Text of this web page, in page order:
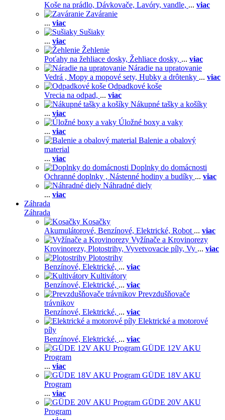
Koše na prádlo, Dávkovače, Lavóry, vandle, ... viac
Zaváranie
... viac
Sušiaky
... viac
Žehlenie
Poťahy na žehliace dosky, Žehliace dosky, ... viac
Náradie na upratovanie
Vedrá , Mopy a mopové sety, Hubky a drôtenky ... viac
Odpadkové koše
Vrecia na odpad, ... viac
Nákupné tašky a košíky
... viac
Úložné boxy a vaky
... viac
Balenie a obalový
material
... viac
Doplnky do domácnosti
Ochranné doplnky , Nástenné hodiny a budíky ... viac
Náhradné diely
... viac
Záhrada
Záhrada
Kosačky
Akumulátorové, Benzínové, Elektrické, Robot ... viac
Vyžínače a Krovinorezy
Krovinorezy, Plotostrihy, Vyvetvovacie píly, Vy ... viac
Plotostrihy
Benzínové, Elektrické, ... viac
Kultivátory
Benzínové, Elektrické, ... viac
Prevzdušňovače
trávnikov
Benzínové, Elektrické, ... viac
Elektrické a motorové
píly
Benzínové, Elektrické, ... viac
GÜDE 12V AKU
Program
... viac
GÜDE 18V AKU
Program
... viac
GÜDE 20V AKU
Program